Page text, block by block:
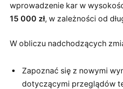
wprowadzenie kar w
15 000 zł, w zależności od
W obliczu nadchodzących
Zapoznać się z nowymi
dotyczącymi przeglądów